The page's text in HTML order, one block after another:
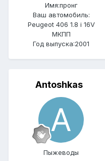
Имя:пронг
Ваш автомобиль:
Peugeot 406 1.8 i 16V
МКПП
Год выпуска:2001
Antoshkas
Пыжеводы